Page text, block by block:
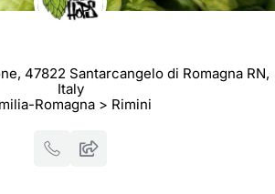
47822 Santarcangelo di Romagna RN,
Italy
Romagna > Rimini